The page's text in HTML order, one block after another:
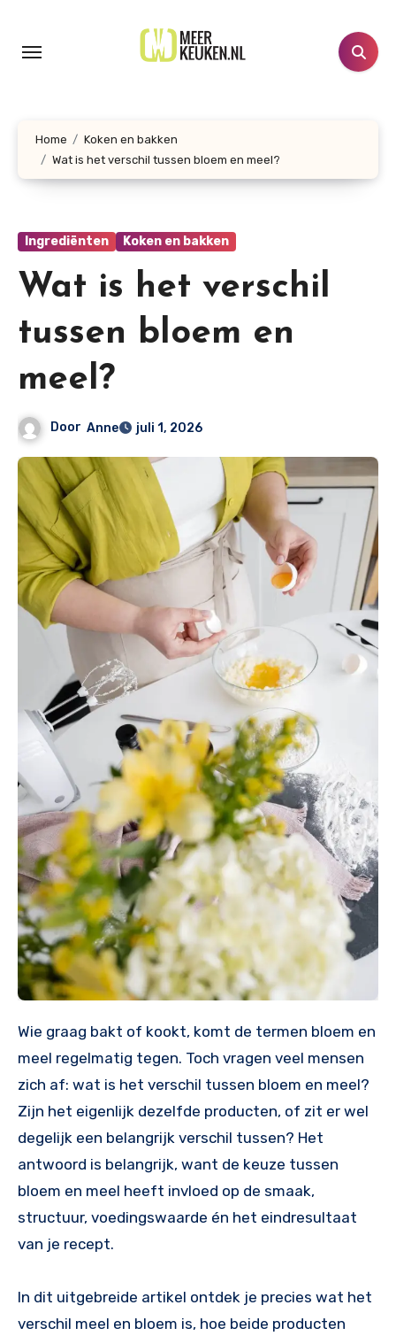
inhoud
Home
Koken en bakken
Wat is het verschil tussen bloem en meel?
Ingrediënten Koken en bakken
Wat is het verschil
tussen bloem en
meel?
Door Anne juli 1, 2026
Wie graag bakt of kookt, komt de termen bloem en
meel regelmatig tegen. Toch vragen veel mensen
zich af: wat is het verschil tussen bloem en meel?
Zijn het eigenlijk dezelfde producten, of zit er wel
degelijk een belangrijk verschil tussen? Het
antwoord is belangrijk, want de keuze tussen
bloem en meel heeft invloed op de smaak,
structuur, voedingswaarde én het eindresultaat
van je recept.
In dit uitgebreide artikel ontdek je precies wat het
verschil meel en bloem is, hoe beide producten